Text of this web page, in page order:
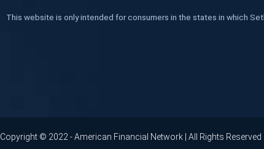
This website is only intended for consumers in the states in which
Copyright © 2022 - American Financial Network | All Rights Reserved